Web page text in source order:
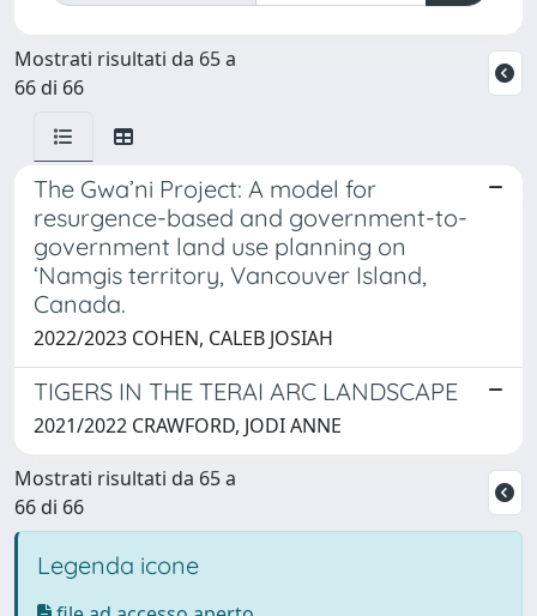
Mostrati risultati da 65 a
66 di 66
The Gwa’ni Project: A model for
resurgence-based and government-to-
government land use planning on
‘Namgis territory, Vancouver Island,
Canada.
2022/2023 COHEN, CALEB JOSIAH
TIGERS IN THE TERAI ARC LANDSCAPE
2021/2022 CRAWFORD, JODI ANNE
Mostrati risultati da 65 a
66 di 66
Legenda icone